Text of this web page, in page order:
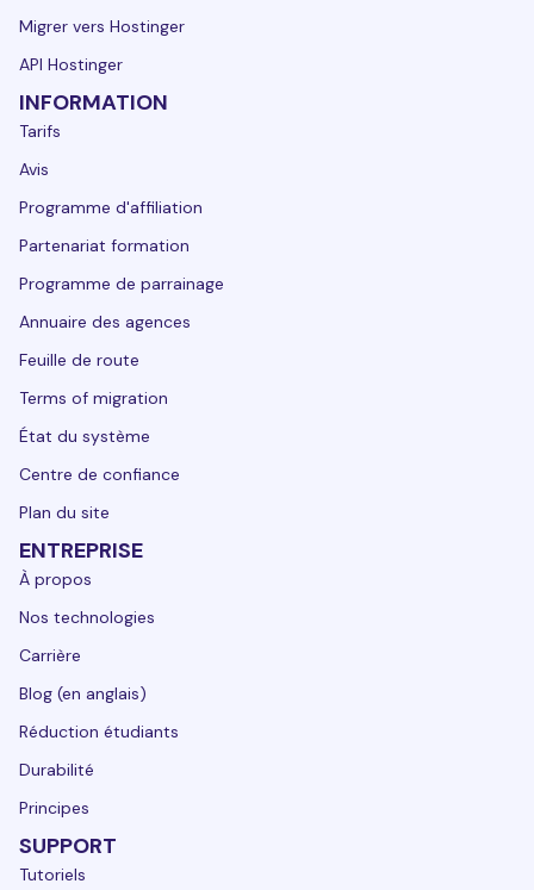
Migrer vers Hostinger
API Hostinger
INFORMATION
Tarifs
Avis
Programme d'affiliation
Partenariat formation
Programme de parrainage
Annuaire des agences
Feuille de route
Terms of migration
État du système
Centre de confiance
Plan du site
ENTREPRISE
À propos
Nos technologies
Carrière
Blog (en anglais)
Réduction étudiants
Durabilité
Principes
SUPPORT
Tutoriels